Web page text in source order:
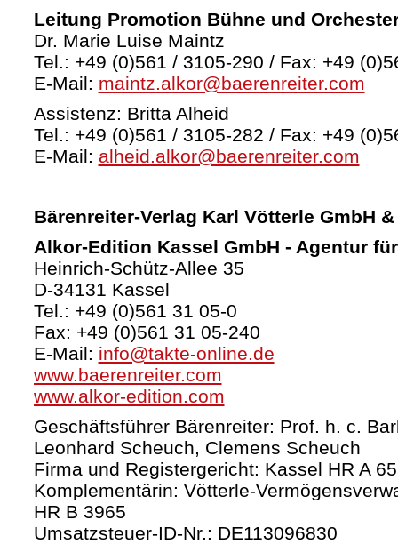
Leitung Promotion Bühne und
Dr. Marie Luise Maintz
Tel.: +49 (0)561 / 3105-290 / Fax: +49
E-Mail: maintz.alkor@baerenreiter.com
Assistenz: Britta Alheid
Tel.: +49 (0)561 / 3105-282 / Fax: +49
E-Mail: alheid.alkor@baerenreiter.com
Bärenreiter-Verlag Karl Vötterle GmbH &
Alkor-Edition Kassel GmbH - Agentur
Heinrich-Schütz-Allee 35
D-34131 Kassel
Tel.: +49 (0)561 31 05-0
Fax: +49 (0)561 31 05-240
E-Mail: info@takte-online.de
www.baerenreiter.com
www.alkor-edition.com
Geschäftsführer Bärenreiter: Prof. h. c.
Leonhard Scheuch, Clemens Scheuch
Firma und Registergericht: Kassel HR A
Komplementärin: Vötterle-
HR B 3965
Umsatzsteuer-ID-Nr.: DE113096830